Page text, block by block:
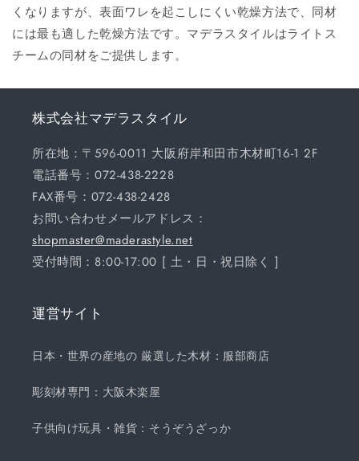
くなりますが、表面ワレを起こしにくい乾燥方法で、同材
には最も適した乾燥方法です。マデラスタイルはライトス
チームの同材をご提供します。
株式会社マデラスタイル
所在地：〒596-0011 大阪府岸和田市木材町16-1 2F
電話番号：072-438-2228
FAX番号：072-438-2428
お問い合わせメールアドレス：
shopmaster@maderastyle.net
受付時間：8:00-17:00 [ 土・日・祝日除く ]
運営サイト
日本・世界の産地の 厳選した木材：服部商店
彫刻材専門：大阪木楽屋
子供向け玩具・雑貨：そうぞうざっか